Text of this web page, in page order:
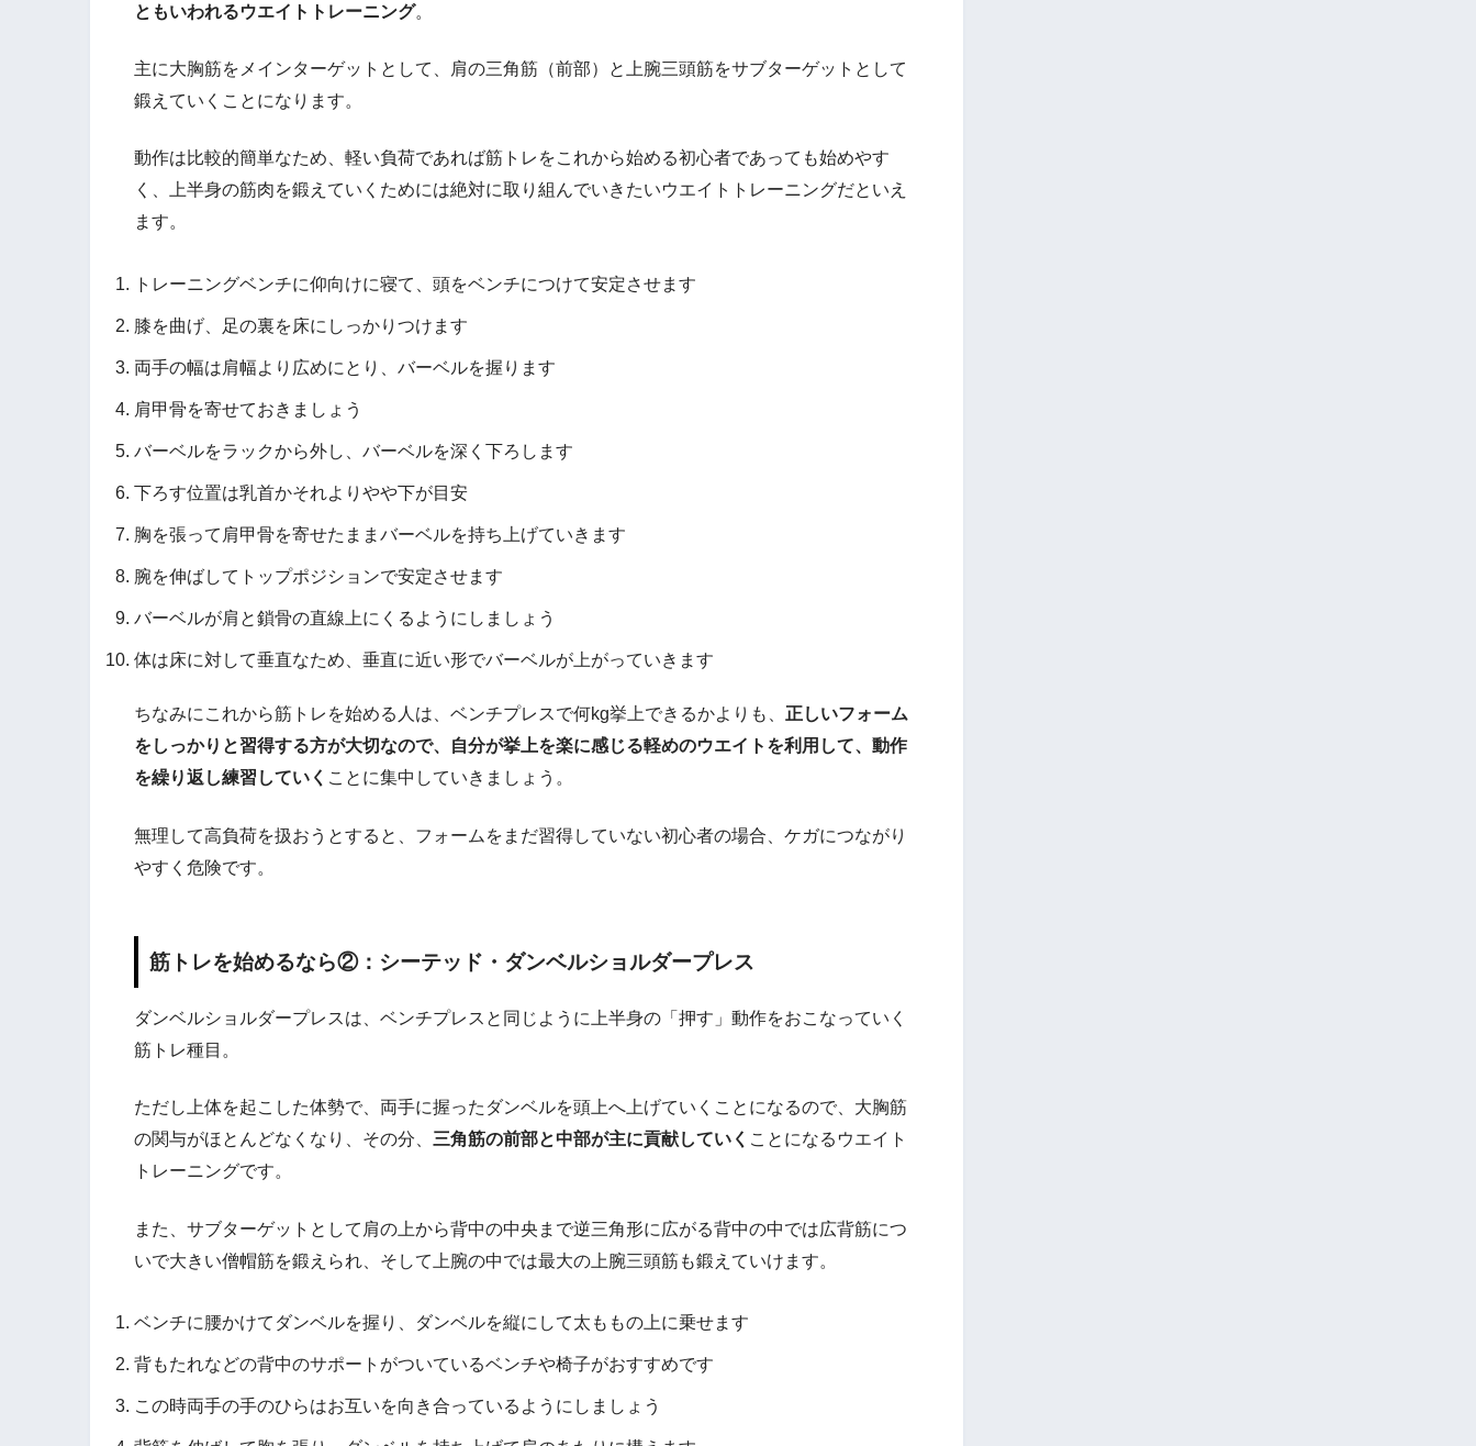
ともいわれるウエイトトレーニング。
主に大胸筋をメインターゲットとして、肩の三角筋（前部）と上腕三頭筋をサブターゲットとして
鍛えていくことになります。
動作は比較的簡単なため、軽い負荷であれば筋トレをこれから始める初心者であっても始めやす
く、上半身の筋肉を鍛えていくためには絶対に取り組んでいきたいウエイトトレーニングだといえ
ます。
トレーニングベンチに仰向けに寝て、頭をベンチにつけて安定させます
膝を曲げ、足の裏を床にしっかりつけます
両手の幅は肩幅より広めにとり、バーベルを握ります
肩甲骨を寄せておきましょう
バーベルをラックから外し、バーベルを深く下ろします
下ろす位置は乳首かそれよりやや下が目安
胸を張って肩甲骨を寄せたままバーベルを持ち上げていきます
腕を伸ばしてトップポジションで安定させます
バーベルが肩と鎖骨の直線上にくるようにしましょう
体は床に対して垂直なため、垂直に近い形でバーベルが上がっていきます
ちなみにこれから筋トレを始める人は、ベンチプレスで何kg挙上できるかよりも、 正しいフォーム
をしっかりと習得する方が大切なので、自分が挙上を楽に感じる軽めのウエイトを利用して、動作
を繰り返し練習していく ことに集中していきましょう。
無理して高負荷を扱おうとすると、フォームをまだ習得していない初心者の場合、ケガにつながり
やすく危険です。
筋トレを始めるなら②：シーテッド・ダンベルショルダープレス
ダンベルショルダープレスは、ベンチプレスと同じように上半身の「押す」動作をおこなっていく
筋トレ種目。
ただし上体を起こした体勢で、両手に握ったダンベルを頭上へ上げていくことになるので、大胸筋
の関与がほとんどなくなり、その分、 三角筋の前部と中部が主に貢献していく ことになるウエイト
トレーニングです。
また、サブターゲットとして肩の上から背中の中央まで逆三角形に広がる背中の中では広背筋につ
いで大きい僧帽筋を鍛えられ、そして上腕の中では最大の上腕三頭筋も鍛えていけます。
ベンチに腰かけてダンベルを握り、ダンベルを縦にして太ももの上に乗せます
背もたれなどの背中のサポートがついているベンチや椅子がおすすめです
この時両手の手のひらはお互いを向き合っているようにしましょう